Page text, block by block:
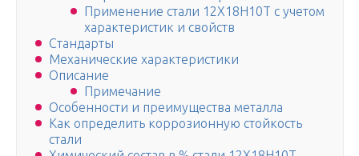
Применение стали 12Х18Н10Т с учетом
характеристик и свойств
Стандарты
Механические характеристики
Описание
Примечание
Особенности и преимущества металла
Как определить коррозионную стойкость
стали